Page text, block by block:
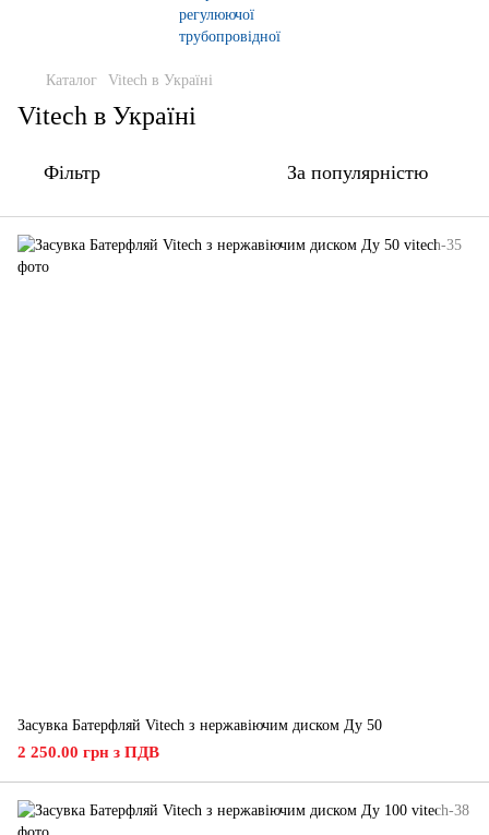
Каталог Vitech в Україні
Vitech в Україні
Фільтр За популярністю
Засувка Батерфляй Vitech з нержавіючим диском Ду 50
2 250.00 грн з ПДВ